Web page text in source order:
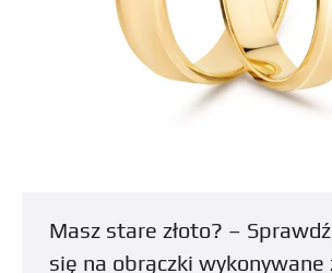
Masz stare złoto? –
się na obrączki wykonywane